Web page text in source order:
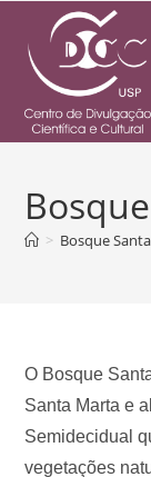
> Bosque
O Bosque
Santa Marta e
Semidecidual
vegetações